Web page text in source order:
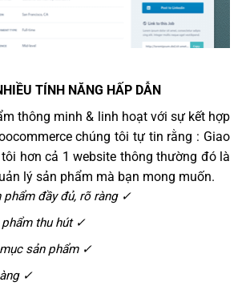
TÍNH NĂNG HẤP DẪN
thông minh & linh hoạt với sự kết hợp
chúng tôi tự tin rằng : Giao
hơn cả 1 website thông thường đó là
lý sản phẩm mà bạn mong muốn.
phẩm đầy đủ, rõ ràng ✓
phẩm thu hút ✓
sản phẩm ✓
✓